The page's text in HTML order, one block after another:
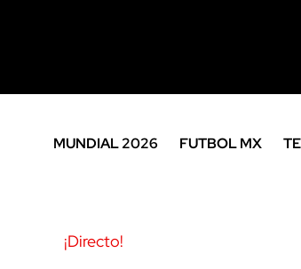
MUNDIAL 2026 FUTBOL MX
¡Directo!